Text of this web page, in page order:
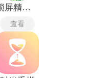
锁屏精灵旧版本
查看